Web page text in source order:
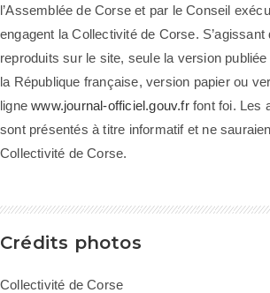
l’Assemblée de Corse et par le Conseil
engagent la Collectivité de Corse.
reproduits sur le site, seule la version
la République française, version papier ou
lignewww.journal-officiel.gouv.frfont foi. Les
sont présentés à titre informatif et ne
Collectivité de Corse.
Crédits photos
Collectivité de Corse